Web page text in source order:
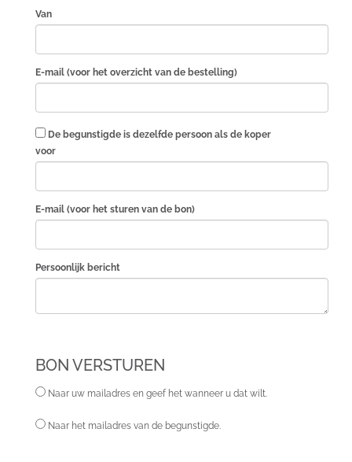
Van
E-mail (voor het overzicht van de bestelling)
De begunstigde is dezelfde persoon als de koper
voor
E-mail (voor het sturen van de bon)
Persoonlijk bericht
BON VERSTUREN
Naar uw mailadres en geef het wanneer u dat wilt.
Naar het mailadres van de begunstigde.